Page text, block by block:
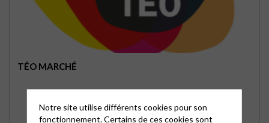
TÉO MARCHÉ
Notre site utilise différents cookies pour son
fonctionnement. Certains de ces cookies sont